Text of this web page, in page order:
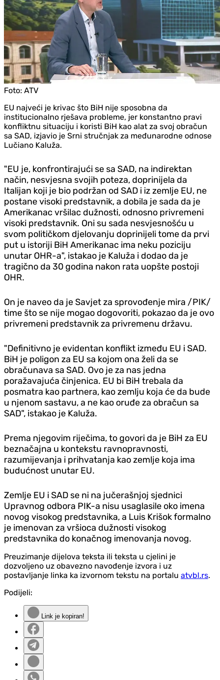
Foto: ATV
EU najveći je krivac što BiH nije sposobna da
institucionalno rješava probleme, jer konstantno pravi
konfliktnu situaciju i koristi BiH kao alat za svoj obračun
sa SAD, izjavio je Srni stručnjak za međunarodne odnose
Lučiano Kaluža.
"EU je, konfrontirajući se sa SAD, na indirektan
način, nesvjesna svojih poteza, doprinijela da
Italijan koji je bio podržan od SAD i iz zemlje EU, ne
postane visoki predstavnik, a dobila je sada da je
Amerikanac vršilac dužnosti, odnosno privremeni
visoki predstavnik. Oni su sada nesvjesnošću u
svom političkom d‌jelovanju doprinijeli tome da prvi
put u istoriji BiH Amerikanac ima neku poziciju
unutar OHR-a", istakao je Kaluža i dodao da je
tragično da 30 godina nakon rata uopšte postoji
OHR.
On je naveo da je Savjet za sprovođenje mira /PIK/
time što se nije mogao dogovoriti, pokazao da je ovo
privremeni predstavnik za privremenu državu.
"Definitivno je evidentan konflikt između EU i SAD.
BiH je poligon za EU sa kojom ona želi da se
obračunava sa SAD. Ovo je za nas jedna
poražavajuća činjenica. EU bi BiH trebala da
posmatra kao partnera, kao zemlju koja će da bude
u njenom sastavu, a ne kao oruđe za obračun sa
SAD", istakao je Kaluža.
Prema njegovim riječima, to govori da je BiH za EU
beznačajna u kontekstu ravnopravnosti,
razumijevanja i prihvatanja kao zemlje koja ima
budućnost unutar EU.
Zemlje EU i SAD se ni na jučerašnjoj sjednici
Upravnog odbora PIK-a nisu usaglasile oko imena
novog visokog predstavnika, a Luis Krišok formalno
je imenovan za vršioca dužnosti visokog
predstavnika do konačnog imenovanja novog.
Preuzimanje dijelova teksta ili teksta u cjelini je
dozvoljeno uz obavezno navođenje izvora i uz
postavljanje linka ka izvornom tekstu na portalu atvbl.rs.
Podijeli:
Link je kopiran!